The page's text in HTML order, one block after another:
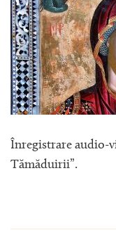
Înregistrare audio-
Tămăduirii”.